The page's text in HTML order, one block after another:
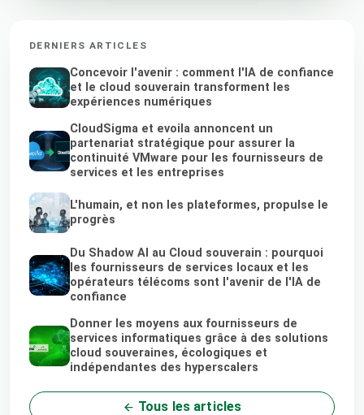
DERNIERS ARTICLES
Concevoir l'avenir : comment l'IA de confiance
et le cloud souverain transforment les
expériences numériques
CloudSigma et evoila annoncent un
partenariat stratégique pour assurer la
continuité VMware pour les fournisseurs de
services et les entreprises
L'humain, et non les plateformes, propulse le
progrès
Du Shadow AI au Cloud souverain : pourquoi
les fournisseurs de services locaux et les
opérateurs télécoms sont l'avenir de l'IA de
confiance
Donner les moyens aux fournisseurs de
services informatiques grâce à des solutions
cloud souveraines, écologiques et
indépendantes des hyperscalers
Tous les articles